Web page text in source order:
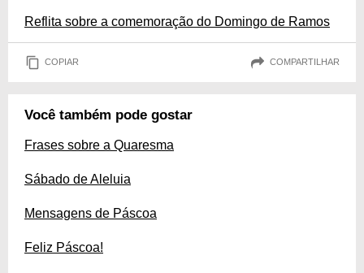
Reflita sobre a comemoração do Domingo de Ramos
COPIAR COMPARTILHAR
Você também pode gostar
Frases sobre a Quaresma
Sábado de Aleluia
Mensagens de Páscoa
Feliz Páscoa!